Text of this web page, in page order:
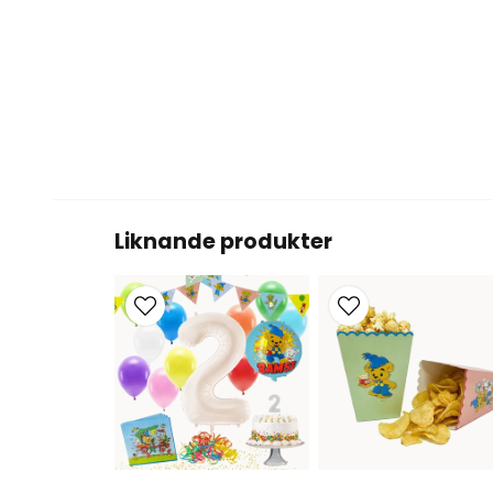
Liknande produkter